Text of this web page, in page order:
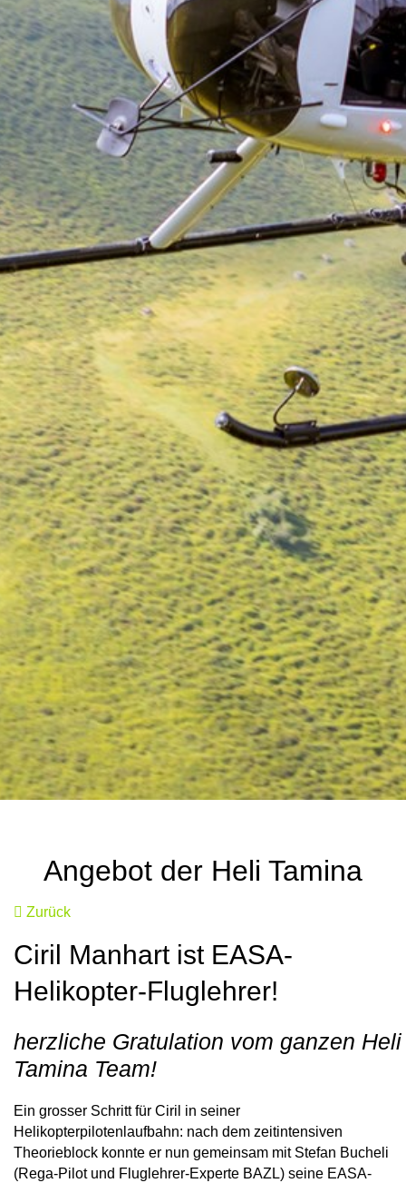
Angebot der Heli Tamina
Zurück
Ciril Manhart ist EASA-
Helikopter-Fluglehrer!
herzliche Gratulation vom ganzen Heli
Tamina Team!
Ein grosser Schritt für Ciril in seiner
Helikopterpilotenlaufbahn: nach dem zeitintensiven
Theorieblock konnte er nun gemeinsam mit Stefan Bucheli
(Rega-Pilot und Fluglehrer-Experte BAZL) seine EASA-